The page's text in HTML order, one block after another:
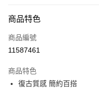
信用卡一次付款
超商取貨付款
Apple Pay
商品特色
商品編號
11587461
商品特色
復古質感 簡約百搭